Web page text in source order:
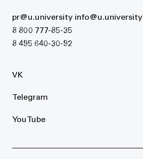
pr@u.university info@u.university
8 800 777-85-35
8 495 640-30-92
VK
Telegram
YouTube